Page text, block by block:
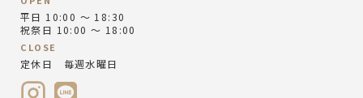
平日 10:00 ～ 18:30
祝祭日 10:00 ～ 18:00
CLOSE
定休日 毎週水曜日